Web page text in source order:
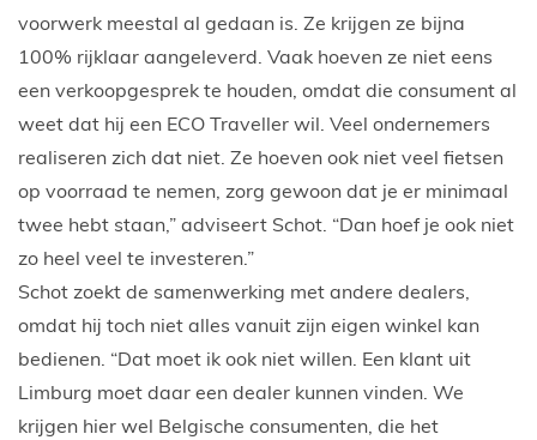
voorwerk meestal al gedaan is. Ze krijgen ze bijna
100% rijklaar aangeleverd. Vaak hoeven ze niet eens
een verkoopgesprek te houden, omdat die consument al
weet dat hij een ECO Traveller wil. Veel ondernemers
realiseren zich dat niet. Ze hoeven ook niet veel fietsen
op voorraad te nemen, zorg gewoon dat je er minimaal
twee hebt staan,” adviseert Schot. “Dan hoef je ook niet
zo heel veel te investeren.”
Schot zoekt de samenwerking met andere dealers,
omdat hij toch niet alles vanuit zijn eigen winkel kan
bedienen. “Dat moet ik ook niet willen. Een klant uit
Limburg moet daar een dealer kunnen vinden. We
krijgen hier wel Belgische consumenten, die het